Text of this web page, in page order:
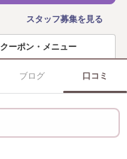
スタッフ募集を見る
クーポン・メニュー
ブログ 口コミ